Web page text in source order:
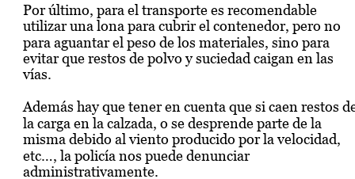
Por último, para el transporte es recomendable
utilizar una lona para cubrir el contenedor, pero no
para aguantar el peso de los materiales, sino para
evitar que restos de polvo y suciedad caigan en las
vías.
Además hay que tener en cuenta que si caen restos
la carga en la calzada, o se desprende parte de la
misma debido al viento producido por la velocidad,
etc…, la policía nos puede denunciar
administrativamente.